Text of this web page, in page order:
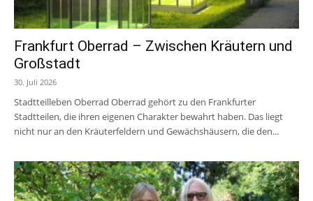
Frankfurt Oberrad – Zwischen Kräutern und
Großstadt
30. Juli 2026
Stadtteilleben Oberrad Oberrad gehört zu den Frankfurter
Stadtteilen, die ihren eigenen Charakter bewahrt haben. Das liegt
nicht nur an den Kräuterfeldern und Gewächshäusern, die den...